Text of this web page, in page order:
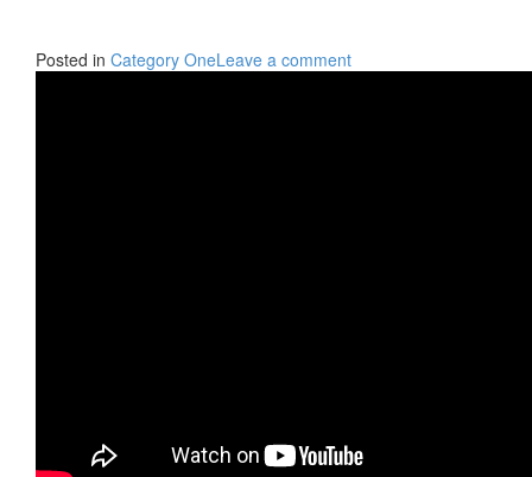
Posted in Category OneLeave a comment